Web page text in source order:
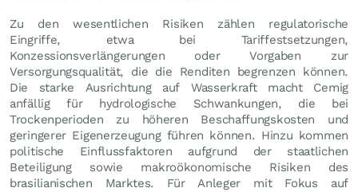
Zu den wesentlichen Risiken zählen regulatorische
Eingriffe, etwa bei Tariffestsetzungen,
Konzessionsverlängerungen oder Vorgaben zur
Versorgungsqualität, die die Renditen begrenzen können.
Die starke Ausrichtung auf Wasserkraft macht Cemig
anfällig für hydrologische Schwankungen, die bei
Trockenperioden zu höheren Beschaffungskosten und
geringerer Eigenerzeugung führen können. Hinzu kommen
politische Einflussfaktoren aufgrund der staatlichen
Beteiligung sowie makroökonomische Risiken des
brasilianischen Marktes. Für Anleger mit Fokus auf